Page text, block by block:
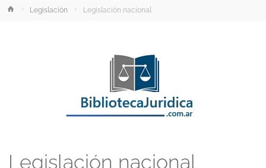
InicioLegislación Legislación nacional
Legislación nacional